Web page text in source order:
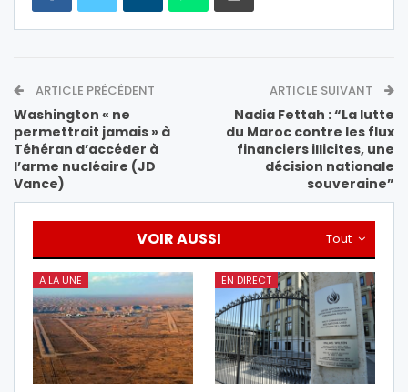
ARTICLE PRÉCÉDENT
Washington « ne
permettrait jamais » à
Téhéran d’accéder à
l’arme nucléaire (JD
Vance)
ARTICLE SUIVANT
Nadia Fettah : “La lutte
du Maroc contre les flux
financiers illicites, une
décision nationale
souveraine”
Tout
VOIR AUSSI
A LA UNE EN DIRECT